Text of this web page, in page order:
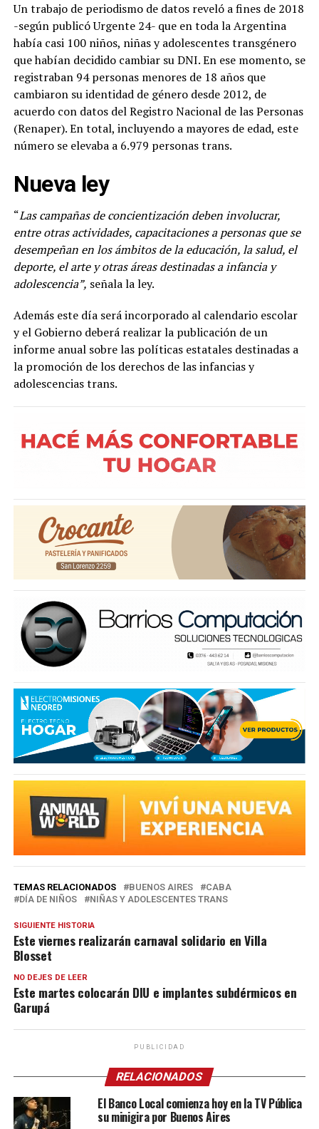
Un trabajo de periodismo de datos reveló a fines de 2018
-según publicó Urgente 24- que en toda la Argentina
había casi 100 niños, niñas y adolescentes transgénero
que habían decidido cambiar su DNI. En ese momento, se
registraban 94 personas menores de 18 años que
cambiaron su identidad de género desde 2012, de
acuerdo con datos del Registro Nacional de las Personas
(Renaper). En total, incluyendo a mayores de edad, este
número se elevaba a 6.979 personas trans.
Nueva ley
“Las campañas de concientización deben involucrar,
entre otras actividades, capacitaciones a personas que se
desempeñan en los ámbitos de la educación, la salud, el
deporte, el arte y otras áreas destinadas a infancia y
adolescencia”, señala la ley.
Además este día será incorporado al calendario escolar
y el Gobierno deberá realizar la publicación de un
informe anual sobre las políticas estatales destinadas a
la promoción de los derechos de las infancias y
adolescencias trans.
TEMAS RELACIONADOS BUENOS AIRES
CABA
DÍA DE NIÑOS
NIÑAS Y ADOLESCENTES TRANS
SIGUIENTE HISTORIA
Este viernes realizarán carnaval solidario en Villa
Blosset
NO DEJES DE LEER
Este martes colocarán DIU e implantes subdérmicos en
Garupá
PUBLICIDAD
RELACIONADOS
El Banco Local comienza hoy en la TV Pública
su minigira por Buenos Aires